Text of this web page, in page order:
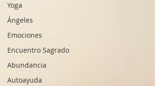
Yoga
Ángeles
Emociones
Encuentro Sagrado
Abundancia
Autoayuda